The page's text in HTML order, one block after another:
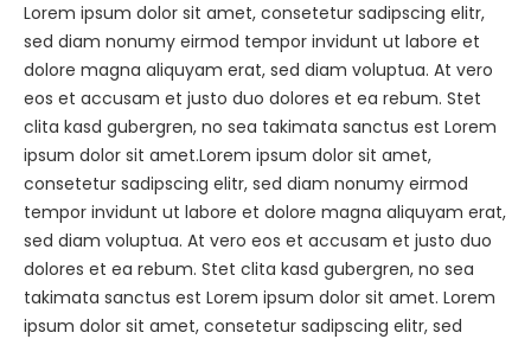
Lorem ipsum dolor sit amet, consetetur sadipscing elitr,
sed diam nonumy eirmod tempor invidunt ut labore et
dolore magna aliquyam erat, sed diam voluptua. At vero
eos et accusam et justo duo dolores et ea rebum. Stet
clita kasd gubergren, no sea takimata sanctus est Lorem
ipsum dolor sit amet.Lorem ipsum dolor sit amet,
consetetur sadipscing elitr, sed diam nonumy eirmod
tempor invidunt ut labore et dolore magna aliquyam erat,
sed diam voluptua. At vero eos et accusam et justo duo
dolores et ea rebum. Stet clita kasd gubergren, no sea
takimata sanctus est Lorem ipsum dolor sit amet. Lorem
ipsum dolor sit amet, consetetur sadipscing elitr, sed